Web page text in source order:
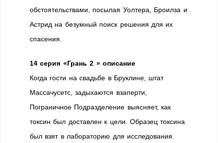
обстоятельствами, посылая Уолтера, Броилза и
Астрид на безумный поиск решения для их
спасения.
14 серия «Грань 2 » описание
Когда гости на свадьбе в Бруклине, штат
Массачусетс, задыхаются взаперти,
Пограничное Подразделение выясняет, как
токсин был доставлен к цели. Образец токсина
был взят в лабораторию для исследования.